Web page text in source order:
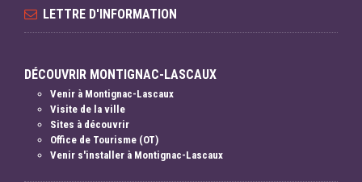
LETTRE D'INFORMATION
DÉCOUVRIR MONTIGNAC-LASCAUX
Venir à Montignac-Lascaux
Visite de la ville
Sites à découvrir
Office de Tourisme (OT)
Venir s'installer à Montignac-Lascaux